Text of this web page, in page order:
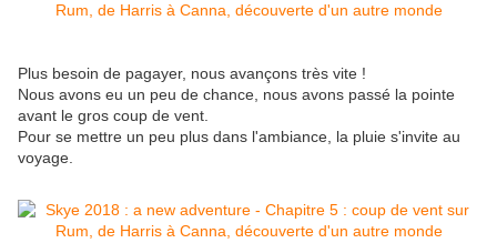
Plus besoin de pagayer, nous avançons très vite !
Nous avons eu un peu de chance, nous avons passé la pointe
avant le gros coup de vent.
Pour se mettre un peu plus dans l'ambiance, la pluie s'invite au
voyage.